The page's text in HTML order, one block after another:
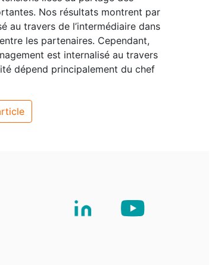
Nos résultats montrent par
au travers de l’intermédiaire dans
les partenaires. Cependant,
est internalisé au travers
dépend principalement du chef